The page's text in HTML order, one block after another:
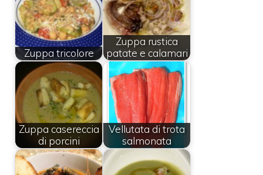
Zuppa tricolore
Zuppa rustica
patate e calamari
Zuppa casereccia
di porcini
Vellutata di trota
salmonata